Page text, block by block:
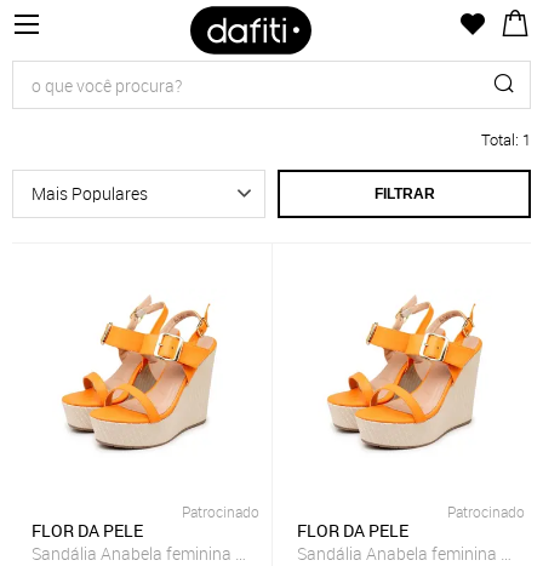
Total: 1
FILTRAR
Patrocinado
FLOR DA PELE
Sandália Anabela feminina Plataforma Fivela 40104 Napa Laranja
Patrocinado
FLOR DA PELE
Sandália Anabela feminina